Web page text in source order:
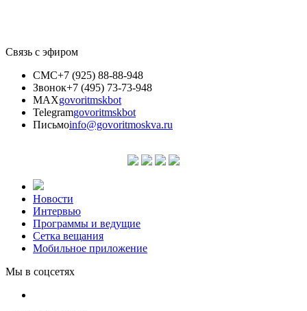
Связь с эфиром
СМС+7 (925) 88-88-948
Звонок+7 (495) 73-73-948
MAXgovoritmskbot
Telegramgovoritmskbot
Письмоinfo@govoritmoskva.ru
Новости
Интервью
Программы и ведущие
Сетка вещания
Мобильное приложение
Мы в соцсетях